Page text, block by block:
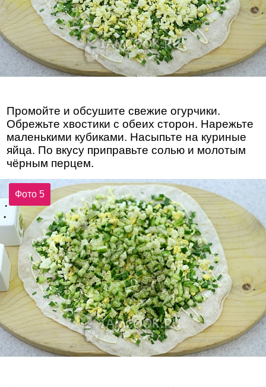
Промойте и обсушите свежие огурчики.
Обрежьте хвостики с обеих сторон. Нарежьте
маленькими кубиками. Насыпьте на куриные
яйца. По вкусу приправьте солью и молотым
чёрным перцем.
Фото 5